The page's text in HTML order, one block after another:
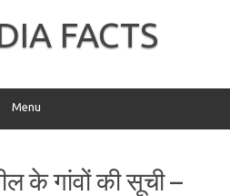
FACTS
Menu
के गांवों की सूची –